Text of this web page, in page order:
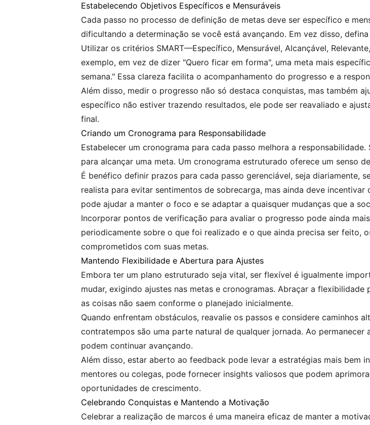
Estabelecendo Objetivos Específicos e Mensuráveis
Cada passo no processo de definição de metas deve ser específico e
dificultando a determinação se você está avançando. Em vez disso,
Utilizar os critérios SMART—Específico, Mensurável, Alcançável,
exemplo, em vez de dizer "Quero ficar em forma", uma meta mais
semana." Essa clareza facilita o acompanhamento do progresso e a
Além disso, medir o progresso não só destaca conquistas, mas também
específico não estiver trazendo resultados, ele pode ser reavaliado e
final.
Criando um Cronograma para Responsabilidade
Estabelecer um cronograma para cada passo melhora a
para alcançar uma meta. Um cronograma estruturado oferece um senso
É benéfico definir prazos para cada passo gerenciável, seja diariamente,
realista para evitar sentimentos de sobrecarga, mas ainda deve
pode ajudar a manter o foco e se adaptar a quaisquer mudanças que a
Incorporar pontos de verificação para avaliar o progresso pode ainda
periodicamente sobre o que foi realizado e o que ainda precisa ser feito,
comprometidos com suas metas.
Mantendo Flexibilidade e Abertura para Ajustes
Embora ter um plano estruturado seja vital, ser flexível é igualmente
mudar, exigindo ajustes nas metas e cronogramas. Abraçar a
as coisas não saem conforme o planejado inicialmente.
Quando enfrentam obstáculos, reavalie os passos e considere caminhos
contratempos são uma parte natural de qualquer jornada. Ao
podem continuar avançando.
Além disso, estar aberto ao feedback pode levar a estratégias mais bem
mentores ou colegas, pode fornecer insights valiosos que podem
oportunidades de crescimento.
Celebrando Conquistas e Mantendo a Motivação
Celebrar a realização de marcos é uma maneira eficaz de manter a